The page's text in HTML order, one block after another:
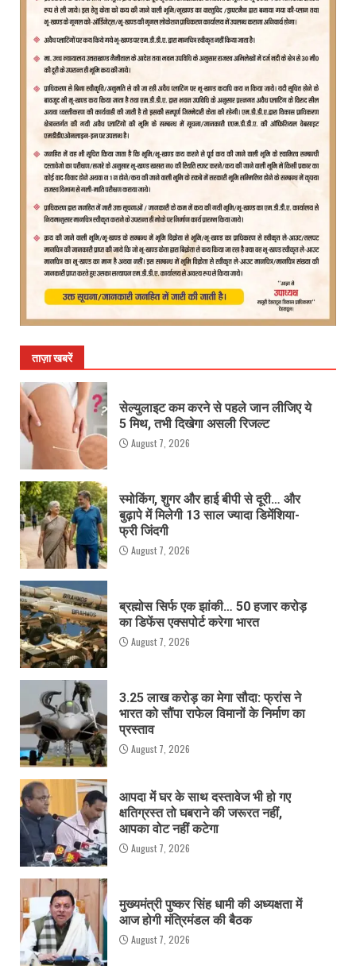
ताज़ा खबरें
सेल्युलाइट कम करने से पहले जान लीजिए ये
5 मिथ, तभी दिखेगा असली रिजल्ट
August 7, 2026
स्मोकिंग, शुगर और हाई बीपी से दूरी… और
बुढ़ापे में मिलेगी 13 साल ज्यादा डिमेंशिया-
फ्री जिंदगी
August 7, 2026
ब्रह्मोस सिर्फ एक झांकी… 50 हजार करोड़
का डिफेंस एक्सपोर्ट करेगा भारत
August 7, 2026
3.25 लाख करोड़ का मेगा सौदा: फ्रांस ने
भारत को सौंपा राफेल विमानों के निर्माण का
प्रस्ताव
August 7, 2026
आपदा में घर के साथ दस्तावेज भी हो गए
क्षतिग्रस्त तो घबराने की जरूरत नहीं,
आपका वोट नहीं कटेगा
August 7, 2026
मुख्यमंत्री पुष्कर सिंह धामी की अध्यक्षता में
आज होगी मंत्रिमंडल की बैठक
August 7, 2026